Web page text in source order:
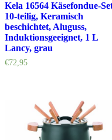
Kela 16564 Käsefondue-
10-teilig, Keramisch
beschichtet, Aluguss,
Induktionsgeeignet, 1 L
Lancy, grau
€72,95